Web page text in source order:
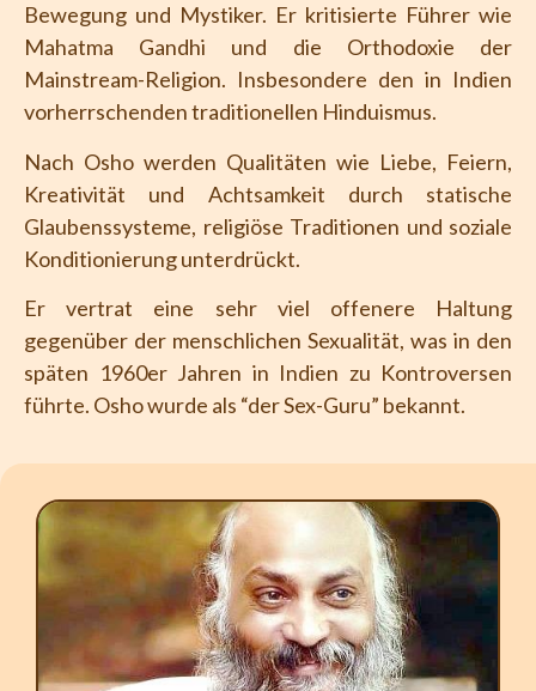
Bewegung und Mystiker. Er kritisierte Führer wie
Mahatma Gandhi und die Orthodoxie der
Mainstream-Religion. Insbesondere den in Indien
vorherrschenden traditionellen Hinduismus.
Nach Osho werden Qualitäten wie Liebe, Feiern,
Kreativität und Achtsamkeit durch statische
Glaubenssysteme, religiöse Traditionen und soziale
Konditionierung unterdrückt.
Er vertrat eine sehr viel offenere Haltung
gegenüber der menschlichen Sexualität, was in den
späten 1960er Jahren in Indien zu Kontroversen
führte. Osho wurde als “der Sex-Guru” bekannt.